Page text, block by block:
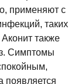
применяют с
таких
Аконит также
Симптомы
появляется